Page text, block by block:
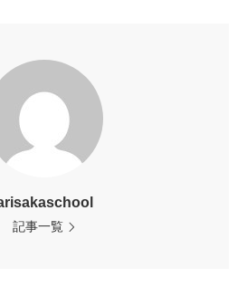
記事一覧